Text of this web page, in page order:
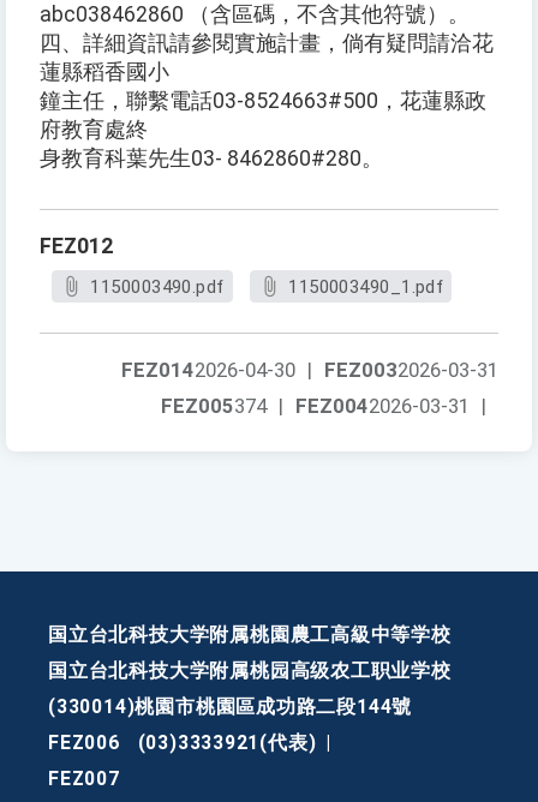
abc038462860 （含區碼，不含其他符號）。
四、詳細資訊請參閱實施計畫，倘有疑問請洽花
蓮縣稻香國小
鐘主任，聯繫電話03-8524663#500，花蓮縣政
府教育處終
身教育科葉先生03- 8462860#280。
FEZ012
1150003490.pdf 1150003490_1.pdf
FEZ0032026-03-31
FEZ0142026-04-30 |
FEZ0042026-03-31 |
FEZ005374 |
国立台北科技大学附属桃園農工高級中等学校
国立台北科技大学附属桃园高级农工职业学校
(330014)桃園市桃園區成功路二段144號
FEZ006
(03)3333921(代表)
FEZ007